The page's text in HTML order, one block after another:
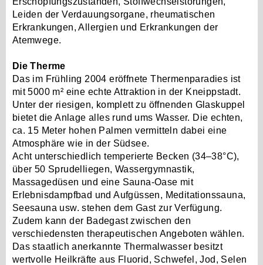
Leiden der Verdauungsorgane, rheumatischen
Erkrankungen, Allergien und Erkrankungen der
Atemwege.
Die Therme
Das im Frühling 2004 eröffnete Thermenparadies ist
mit 5000 m² eine echte Attraktion in der Kneippstadt.
Unter der riesigen, komplett zu öffnenden Glaskuppel
bietet die Anlage alles rund ums Wasser. Die echten,
ca. 15 Meter hohen Palmen vermitteln dabei eine
Atmosphäre wie in der Südsee.
Acht unterschiedlich temperierte Becken (34–38°C),
über 50 Sprudelliegen, Wassergymnastik,
Massagedüsen und eine Sauna-Oase mit
Erlebnisdampfbad und Aufgüssen, Meditationssauna,
Seesauna usw. stehen dem Gast zur Verfügung.
Zudem kann der Badegast zwischen den
verschiedensten therapeutischen Angeboten wählen.
Das staatlich anerkannte Thermalwasser besitzt
wertvolle Heilkräfte aus Fluorid, Schwefel, Jod, Selen